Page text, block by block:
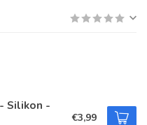
Silikon -
€3,99